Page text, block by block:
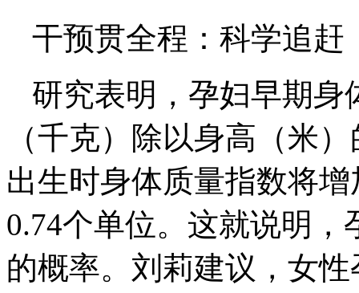
干预贯全程：科学追赶
研究表明，孕妇早期身
（千克）除以身高（米
出生时身体质量指数将
0.74个单位。这就说明
的概率。刘莉建议，女